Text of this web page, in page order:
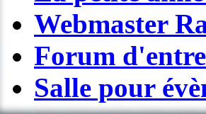
Webmaster
Forum
Salle pour